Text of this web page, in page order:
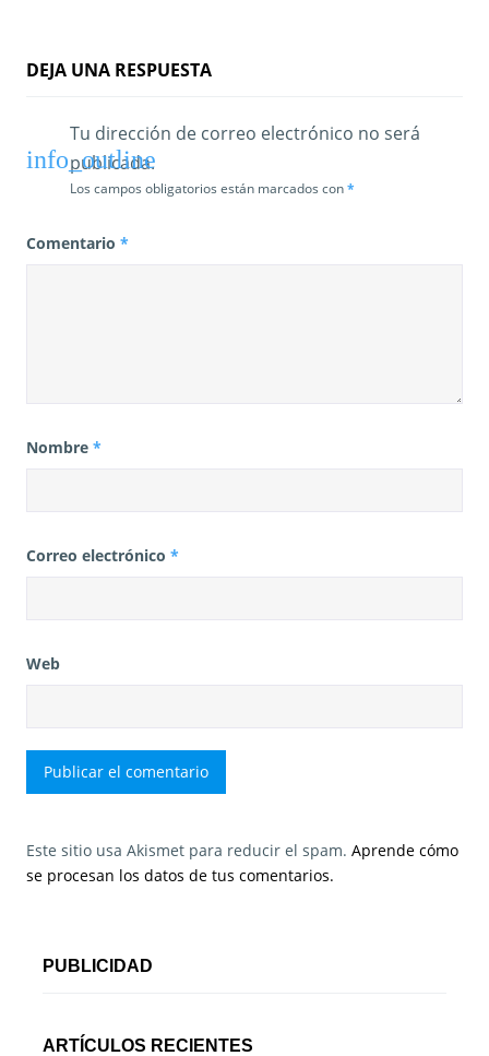
d
s
DEJA UNA RESPUESTA
Tu dirección de correo electrónico no será
publicada.
Los campos obligatorios están marcados con*
Comentario *
Nombre *
Correo electrónico *
Web
Este sitio usa Akismet para reducir el spam. Aprende cómo
se procesan los datos de tus comentarios.
PUBLICIDAD
ARTÍCULOS RECIENTES